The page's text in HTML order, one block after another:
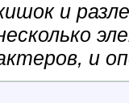
и
и